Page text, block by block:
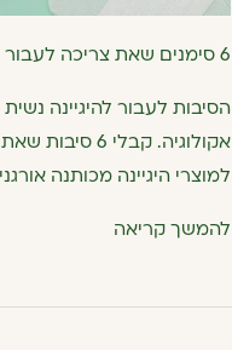
6 סימנים שאת צריכה לעבור להיגיינה נשית מכותנה אורגנית
הסיבות לעבור להיגיינה
אקולוגיה.
למוצרי היגיינה מכותנה
להמשך קריאה